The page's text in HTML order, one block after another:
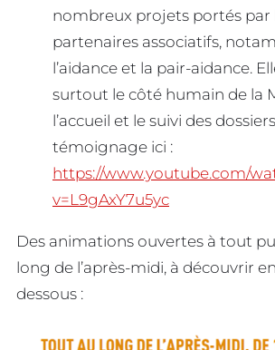
nombreux projets portés par
partenaires associatifs,
l’aidance et la pair-aidance.
surtout le côté humain de la
l’accueil et le suivi des
témoignage ici :
https://www.youtube.com/
v=L9gAxY7u5yc
Des animations ouvertes à tout
long de l’après-midi, à découvrir
dessous :